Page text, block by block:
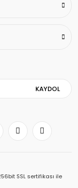
KAYDOL
SSL sertifikası ile